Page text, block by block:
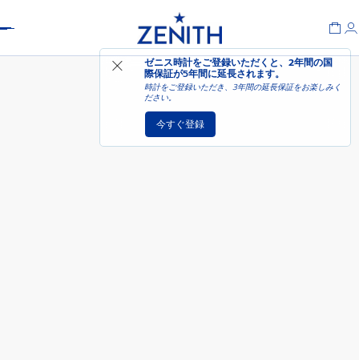
ゼニス時計をご登録いただくと、2年間の国
際保証が5年間に延長されます。
時計をご登録いただき、3年間の延長保証をお楽しみく
ださい。
今すぐ登録
デファイ エクストリーム 近日発売－入荷連絡を受け
取る